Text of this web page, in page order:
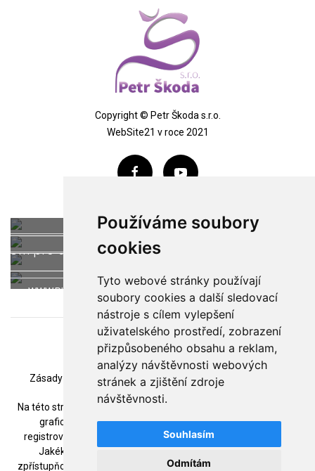
Používáme soubory
cookies
Tyto webové stránky používají
soubory cookies a další sledovací
nástroje s cílem vylepšení
uživatelského prostředí, zobrazení
přizpůsobeného obsahu a reklam,
analýzy návštěvnosti webových
stránek a zjištění zdroje
návštěvnosti.
Souhlasím
Odmítám
Copyright © Petr Škoda s.r.o.
WebSite21 v roce 2021
WWW.MALIRSTVI-
SKODA.CZ
WWW.SKODA-
MALIRSTVI.CZ
Um pro dům
Plošiny Budějovice
WWW.PLOSINY-
BUDEJOVICE.CZ
Mapa stránek / Podmínky použití /
Zásady zpracování souborů cookie / Změna nastavení
Na této stránce použité názvy produktů, technologií, firem nebo
grafická loga mohou být ochrannými známkami nebo
registrovanými ochrannými známkami příslušných vlastníků.
Jakékoliv užití obsahu včetně převzetí, šíření či dalšího
zpřístupňování je povoleno pouze a jen s písemným souhlasem